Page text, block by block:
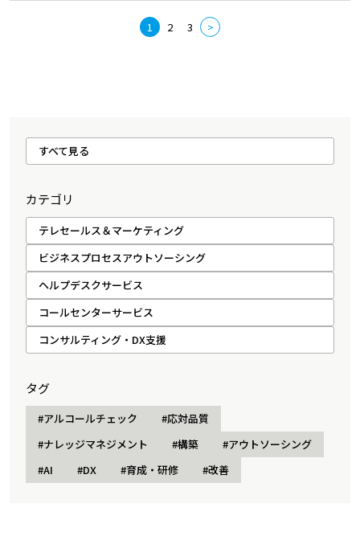
1 2 3 >
すべて見る
カテゴリ
テレセールス＆マーケティング
ビジネスプロセスアウトソーシング
ヘルプデスクサービス
コールセンターサービス
コンサルティング・DX支援
タグ
#アルコールチェック
#応対品質
#ナレッジマネジメント
#構築
#アウトソーシング
#AI
#DX #育成・研修 #改善